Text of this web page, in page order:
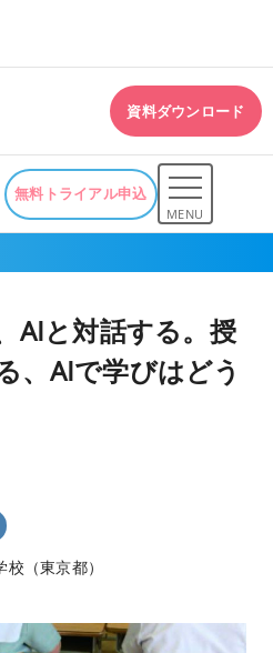
資料ダウンロード
無料トライアル申込
MENU
AIと対話する。授
、AIで学びはどう
（東京都）